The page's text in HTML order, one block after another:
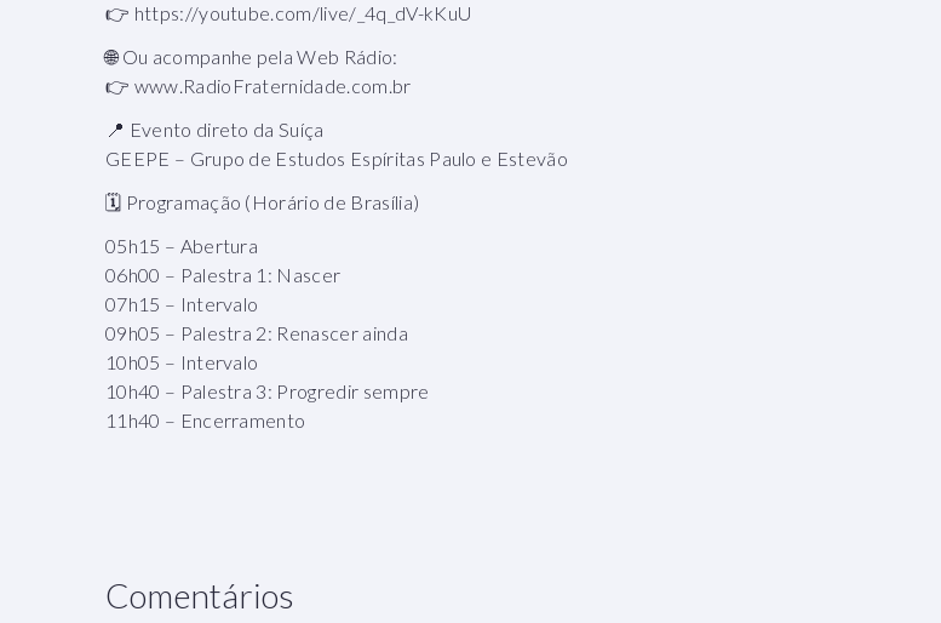
👉 https://youtube.com/live/_4q_dV-kKuU
🌐 Ou acompanhe pela Web Rádio:
👉 www.RadioFraternidade.com.br
📍 Evento direto da Suíça
GEEPE – Grupo de Estudos Espíritas Paulo e Estevão
🗓️ Programação (Horário de Brasília)
05h15 – Abertura
06h00 – Palestra 1: Nascer
07h15 – Intervalo
09h05 – Palestra 2: Renascer ainda
10h05 – Intervalo
10h40 – Palestra 3: Progredir sempre
11h40 – Encerramento
Comentários